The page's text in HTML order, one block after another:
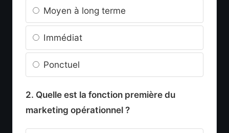
Moyen à long terme
Immédiat
Ponctuel
2. Quelle est la fonction première du
marketing opérationnel ?